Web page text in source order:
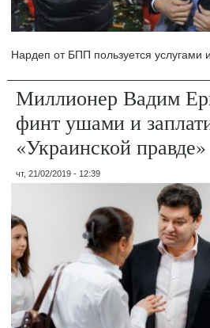
Нардеп от БПП пользуется услугами
Миллионер Вадим
финт ушами и
«Украинской правде»
чт, 21/02/2019 - 12:39